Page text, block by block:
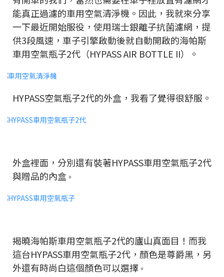
能真正過濾的車用空氣清淨機。因此，我就來分享
一下最近開始服役，使用瑞士銀離子抗菌濾網，提
供3段風速，車子引擎啟動後就自動開啟的海帕斯
車用空氣瓶子2代（HYPASS AIR BOTTLE II）。
HYPASS空氣瓶子2代的外盒，我看了覺得很舒服。
外盒裡面，分別還有裝著HYPASS車用空氣瓶子2代
與贈品的內盒 。
揭曉海帕斯車用空氣瓶子2代的廬山真面目！而我
這台HYPASS車用空氣瓶子2代，顏色是尊爵黑，另
外還有時尚白這個顏色可以選擇 。